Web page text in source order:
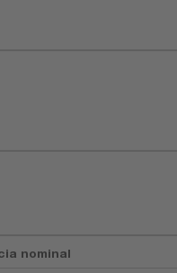
nominal